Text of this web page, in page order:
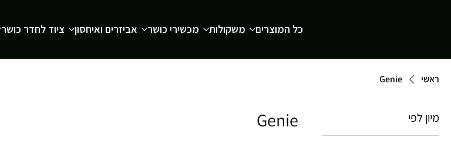
כל המוצרים משקולות מכשירי כושר אביזרים ואיחסון ציוד לחדר כושר
ראשי Genie
מיון לפי Genie